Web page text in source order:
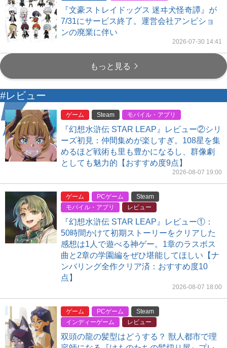
『文豪ストレイドッグス 迷ヰ犬怪奇譚』が
7/31にサービス終了。運営会社アンビショ
ンの廃業に伴い
2026-07-30 14:41
もっと見る
#レビュー
ゲーム Steam モバイル・アプリ
『幻想水滸伝 STAR LEAP』レビュー②シリ
ーズ初見：仲間集めが楽しすぎ。108星を集
めるほど戦術も里も豊かになるし、群像劇
としても魅力的【おすすめ度9点】
2026-08-07 19:00
ゲーム PCゲーム
Steam
モバイル・アプリ
レビュー
『幻想水滸伝 STAR LEAP』レビュー①：
50時間かけて初期ストーリーをクリアした
感想は1人で遊べる神ゲー。1章のラスボス
曲と2章の学園編をぜひ堪能してほしい【ナ
ンバリング全作クリア済：おすすめ度10
点】
2026-08-07 18:00
ゲーム PCゲーム
Steam
インディーゲーム
レビュー
双頭の龍の髪型はどうする？ 獣人都市で理